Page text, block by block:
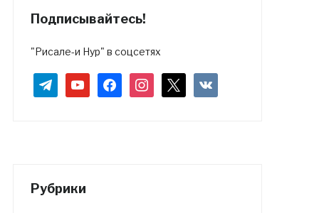
Подписывайтесь!
"Рисале-и Нур" в соцсетях
telegramyoutubefacebookinstagram vkontakte
Рубрики